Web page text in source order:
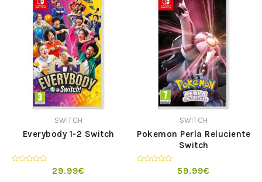
SWITCH
Everybody 1-2 Switch
29.99€
SWITCH
Pokemon Perla Reluciente
Switch
59.99€